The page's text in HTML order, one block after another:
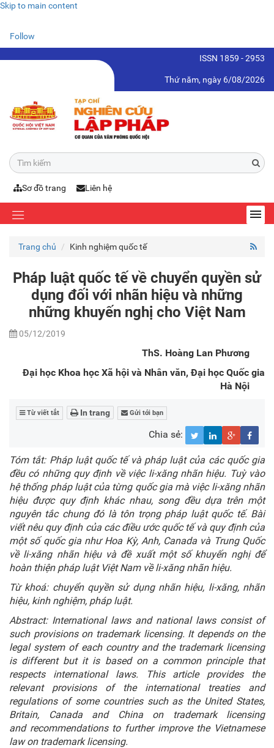
Skip to main content
Follow
ISSN 1859 - 2953
Thứ năm, ngày 6/08/2026
Sơ đồ trang Liên hệ
Trang chủ Kinh nghiệm quốc tế
Pháp luật quốc tế về chuyển quyền sử
dụng đối với nhãn hiệu và những
những khuyến nghị cho Việt Nam
05/12/2019
ThS. Hoàng Lan Phương
Đại học Khoa học Xã hội và Nhân văn, Đại học Quốc gia
Hà Nội
Từ viết tắt In trang Gửi tới bạn
Chia sẻ:
Tóm tắt: Pháp luật quốc tế và pháp luật của các quốc gia
đều có những quy định về việc li-xăng nhãn hiệu. Tuỳ vào
hệ thống pháp luật của từng quốc gia mà việc li-xăng nhãn
hiệu được quy định khác nhau, song đều dựa trên một
nguyên tắc chung đó là tôn trọng pháp luật quốc tế. Bài
viết nêu quy định của các điều ước quốc tế và quy định của
một số quốc gia như Hoa Kỳ, Anh, Canada và Trung Quốc
về li-xăng nhãn hiệu và đề xuất một số khuyến nghị để
hoàn thiện pháp luật Việt Nam về li-xăng nhãn hiệu.
Từ khoá: chuyển quyền sử dụng nhãn hiệu, li-xăng, nhãn
hiệu, kinh nghiệm, pháp luật.
Abstract: International laws and national laws consist of
such provisions on trademark licensing. It depends on the
legal system of each country and the trademark licensing
is different but it is based on a common principle that
respects international laws. This article provides the
relevant provisions of the international treaties and
regulations of some countries such as the United States,
Britain, Canada and China on trademark licensing
and recommendations to further improve the Vietnamese
law on trademark licensing.